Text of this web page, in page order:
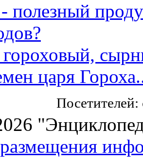
полезный
царя
Посетителей: